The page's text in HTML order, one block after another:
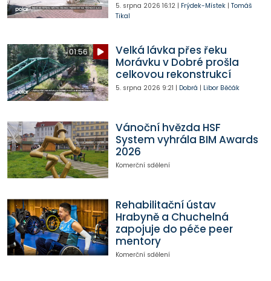
5. srpna 2026 16:12| Frýdek-Místek| Tomáš
Tikal
01:56
Velká lávka přes řeku
Morávku v Dobré prošla
celkovou rekonstrukcí
5. srpna 2026 9:21 | Dobrá | Libor Běčák
Vánoční hvězda HSF
System vyhrála BIM Awards
2026
Komerční sdělení
Rehabilitační ústav
Hrabyně a Chuchelná
zapojuje do péče peer
mentory
Komerční sdělení